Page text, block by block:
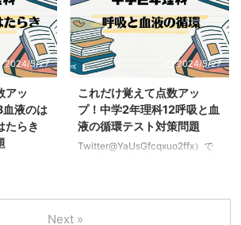
ずと言っ
必要な言
ト対策し
の基礎的
になれば
だよ 温
蒸気の量
ント）乾
力→風
出テスト対策問題 刺激と反応に
関する分野はテストでも必ずと言
っていいほど出題されるて必要な
言葉や記号を暗記してテスト対策
していこう ここでは体の各部ど
ているか説明できるようになれば
OKだよ 感覚器官 感覚器官→身の
まわりの情報を刺潔として受けと
る器官のことだよ例えば周りで良
2024/5/27
アッ
液のは
たらき
2024/5/27
これだけ覚えて点数アッ
プ！中学2年理科12呼吸と血
液の循環テスト対策問題
Twitter@YaUsGfcqxuo2ffx）で
Next »